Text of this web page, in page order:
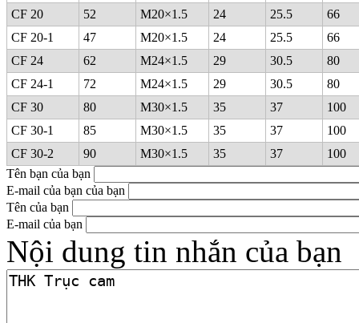
CF 20
52 M20×1.5 24 25.5
66
CF 20-1
47 M20×1.5 24 25.5
66
CF 24
62 M24×1.5 29 30.5
80
CF 24-1
72 M24×1.5 29 30.5
80
CF 30
80 M30×1.5 35 37
100
CF 30-1
85 M30×1.5 35 37
100
CF 30-2
90 M30×1.5 35 37
100
Tên bạn của bạn
E-mail của bạn của bạn
Tên của bạn
E-mail của bạn
Nội dung tin nhắn của bạn